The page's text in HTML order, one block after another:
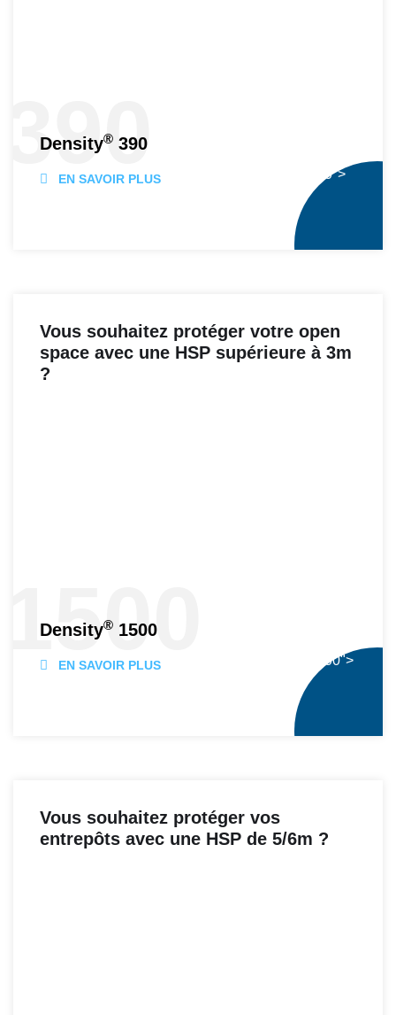
390 ® 390">
Density® 390
EN SAVOIR PLUS
Vous souhaitez protéger votre open
space avec une HSP supérieure à 3m
?
1500 ® 1500">
Density® 1500
EN SAVOIR PLUS
Vous souhaitez protéger vos
entrepôts avec une HSP de 5/6m ?